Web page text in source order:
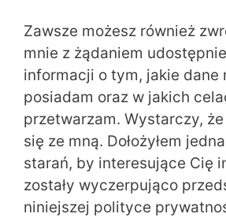
Zawsze możesz również
mnie z żądaniem
informacji o tym, jakie dane
posiadam oraz w jakich
przetwarzam. Wystarczy,
się ze mną. Dołożyłem
starań, by interesujące Cię
zostały wyczerpująco
niniejszej polityce